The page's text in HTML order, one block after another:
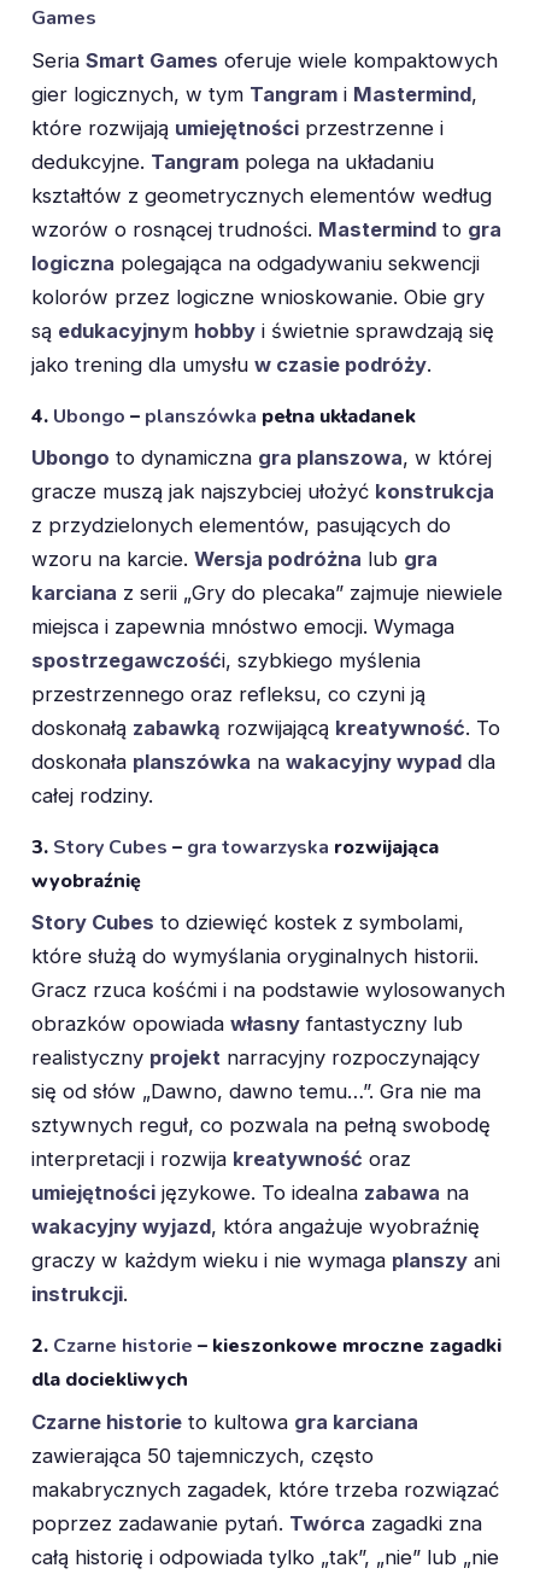
Games
Seria Smart Games oferuje wiele kompaktowych
gier logicznych, w tym Tangram i Mastermind,
które rozwijają umiejętności przestrzenne i
dedukcyjne. Tangram polega na układaniu
kształtów z geometrycznych elementów według
wzorów o rosnącej trudności. Mastermind to gra
logiczna polegająca na odgadywaniu sekwencji
kolorów przez logiczne wnioskowanie. Obie gry
są edukacyjnym hobby i świetnie sprawdzają się
jako trening dla umysłu w czasie podróży.
4. Ubongo – planszówka pełna układanek
Ubongo to dynamiczna gra planszowa, w której
gracze muszą jak najszybciej ułożyć konstrukcja
z przydzielonych elementów, pasujących do
wzoru na karcie. Wersja podróżna lub gra
karciana z serii „Gry do plecaka” zajmuje niewiele
miejsca i zapewnia mnóstwo emocji. Wymaga
spostrzegawczośći, szybkiego myślenia
przestrzennego oraz refleksu, co czyni ją
doskonałą zabawką rozwijającą kreatywność. To
doskonała planszówka na wakacyjny wypad dla
całej rodziny.
3. Story Cubes – gra towarzyska rozwijająca
wyobraźnię
Story Cubes to dziewięć kostek z symbolami,
które służą do wymyślania oryginalnych historii.
Gracz rzuca kośćmi i na podstawie wylosowanych
obrazków opowiada własny fantastyczny lub
realistyczny projekt narracyjny rozpoczynający
się od słów „Dawno, dawno temu…”. Gra nie ma
sztywnych reguł, co pozwala na pełną swobodę
interpretacji i rozwija kreatywność oraz
umiejętności językowe. To idealna zabawa na
wakacyjny wyjazd, która angażuje wyobraźnię
graczy w każdym wieku i nie wymaga planszy ani
instrukcji.
2. Czarne historie – kieszonkowe mroczne zagadki
dla dociekliwych
Czarne historie to kultowa gra karciana
zawierająca 50 tajemniczych, często
makabrycznych zagadek, które trzeba rozwiązać
poprzez zadawanie pytań. Twórca zagadki zna
całą historię i odpowiada tylko „tak”, „nie” lub „nie